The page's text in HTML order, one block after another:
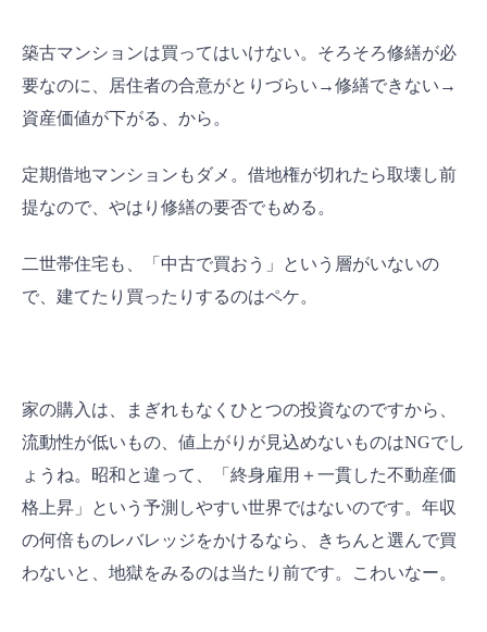
築古マンションは買ってはいけない。そろそろ修繕が必
要なのに、居住者の合意がとりづらい→修繕できない→
資産価値が下がる、から。
定期借地マンションもダメ。借地権が切れたら取壊し前
提なので、やはり修繕の要否でもめる。
二世帯住宅も、「中古で買おう」という層がいないの
で、建てたり買ったりするのはペケ。
家の購入は、まぎれもなくひとつの投資なのですから、
流動性が低いもの、値上がりが見込めないものはNGでし
ょうね。昭和と違って、「終身雇用＋一貫した不動産価
格上昇」という予測しやすい世界ではないのです。年収
の何倍ものレバレッジをかけるなら、きちんと選んで買
わないと、地獄をみるのは当たり前です。こわいなー。